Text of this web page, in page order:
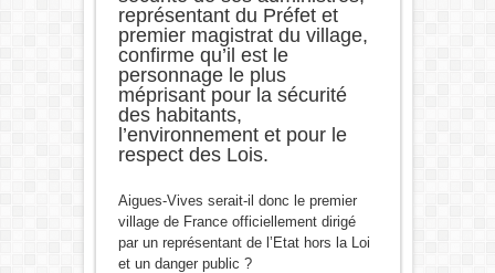
représentant du Préfet et
premier magistrat du village,
confirme qu’il est le
personnage le plus
méprisant pour la sécurité
des habitants,
l’environnement et pour le
respect des Lois.
Aigues-Vives serait-il donc le premier
village de France officiellement dirigé
par un représentant de l’Etat hors la Loi
et un danger public ?